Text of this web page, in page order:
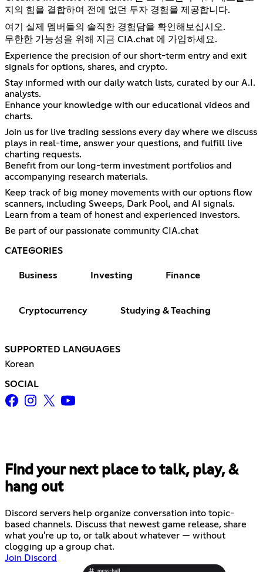
지의 힘을 결합하여 전에 없던 투자 경험을 제공합니다.
여기 실제 멤버들의 솔직한 경험담을 확인해보십시오.
무한한 가능성을 위해 지금 CIA.chat 에 가입하세요.
Experience the precision of our short-term entry and exit
signals for options, shares, and crypto.
Stay informed with our daily watch lists, curated by our A.I.
analysts.
Enhance your knowledge with our educational videos and
charts.
Join us for live trading sessions every day where we discuss
plays in real-time, answer your questions, and fulfill live
charting requests.
Benefit from our long-term investment portfolios and
accompanying research materials.
Keep track of big money movements with our options flow
scanners, including Sweeps, Dark Pool, and AI signals.
Learn from a team of honest and experienced investors.
Be part of our passionate community CIA.chat
CATEGORIES
Business Investing Finance
Cryptocurrency Studying & Teaching
SUPPORTED LANGUAGES
Korean
SOCIAL
Find your next place to talk, play, &
hang out
Discord servers help organize conversation into topic-
based channels. Discuss that newest game release, share
what you're up to, or talk about whatever — without
clogging up a group chat.
Join Discord